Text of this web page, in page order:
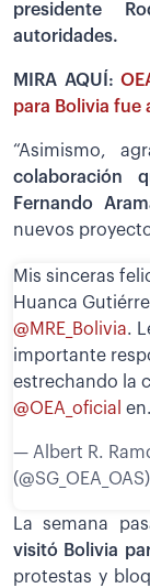
presidente
autoridades.
MIRA AQUÍ:
para Bolivia fue
“Asimismo,
colaboración
Fernando
nuevos
Mis sinceras
Huanca
@MRE_Bolivia.
importante
estrechando la
@OEA_oficial
— Albert R.
(@SG_OEA_OAS)
La semana
visitó Bolivia
protestas y